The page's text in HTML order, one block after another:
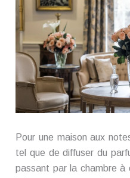
Pour une maison aux
tel que de diffuser du
passant par la chambre à